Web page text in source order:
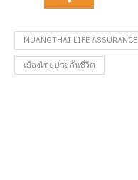
MUANGTHAI LIFE ASSURANCE
เมืองไทยประกันชีวิต